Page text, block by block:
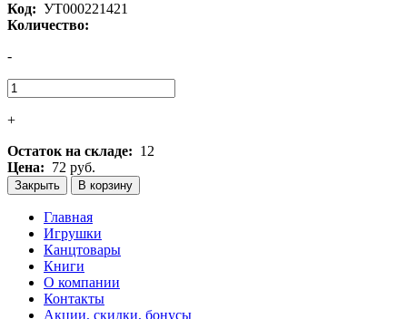
Код: УТ000221421
Количество:
-
+
Остаток на складе: 12
Цена: 72 руб.
Закрыть В корзину
Главная
Игрушки
Канцтовары
Книги
О компании
Контакты
Акции, скидки, бонусы